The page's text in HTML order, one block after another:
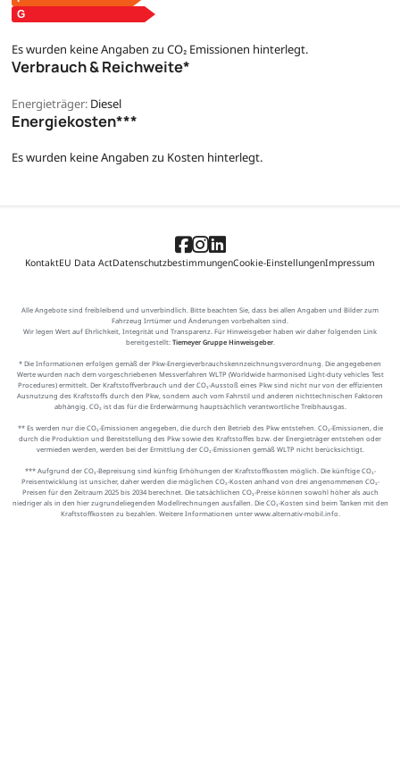
Es wurden keine Angaben zu CO₂ Emissionen hinterlegt.
Verbrauch & Reichweite*
Energieträger: Diesel
Energiekosten***
Es wurden keine Angaben zu Kosten hinterlegt.
KontaktEU Data ActDatenschutzbestimmungenCookie-EinstellungenImpressum
Alle Angebote sind freibleibend und unverbindlich. Bitte beachten Sie, dass bei allen Angaben und Bilder zum
Fahrzeug Irrtümer und Änderungen vorbehalten sind.
Wir legen Wert auf Ehrlichkeit, Integrität und Transparenz. Für Hinweisgeber haben wir daher folgenden Link
bereitgestellt: Tiemeyer Gruppe Hinweisgeber.
* Die Informationen erfolgen gemäß der Pkw-Energieverbrauchskennzeichnungsverordnung. Die angegebenen
Werte wurden nach dem vorgeschriebenen Messverfahren WLTP (Worldwide harmonised Light-duty vehicles Test
Procedures) ermittelt. Der Kraftstoffverbrauch und der CO₂-Ausstoß eines Pkw sind nicht nur von der effizienten
Ausnutzung des Kraftstoffs durch den Pkw, sondern auch vom Fahrstil und anderen nichttechnischen Faktoren
abhängig. CO₂ ist das für die Erderwärmung hauptsächlich verantwortliche Treibhausgas.
** Es werden nur die CO₂-Emissionen angegeben, die durch den Betrieb des Pkw entstehen. CO₂-Emissionen, die
durch die Produktion und Bereitstellung des Pkw sowie des Kraftstoffes bzw. der Energieträger entstehen oder
vermieden werden, werden bei der Ermittlung der CO₂-Emissionen gemäß WLTP nicht berücksichtigt.
*** Aufgrund der CO₂-Bepreisung sind künftig Erhöhungen der Kraftstoffkosten möglich. Die künftige CO₂-
Preisentwicklung ist unsicher, daher werden die möglichen CO₂-Kosten anhand von drei angenommenen CO₂-
Preisen für den Zeitraum 2025 bis 2034 berechnet. Die tatsächlichen CO₂-Preise können sowohl höher als auch
niedriger als in den hier zugrundeliegenden Modellrechnungen ausfallen. Die CO₂-Kosten sind beim Tanken mit den
Kraftstoffkosten zu bezahlen. Weitere Informationen unter www.alternativ-mobil.info.